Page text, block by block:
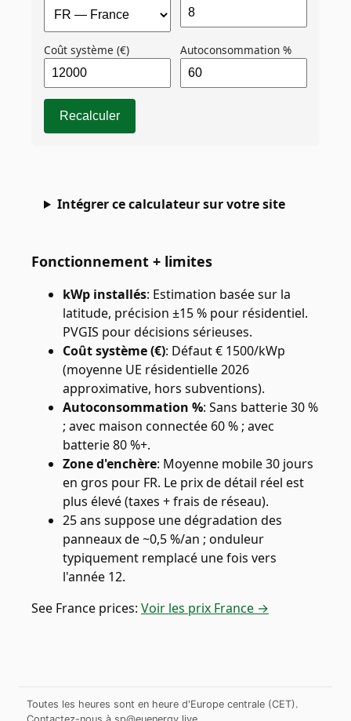
Coût système (€) Autoconsommation %
Recalculer
Intégrer ce calculateur sur votre site
Fonctionnement + limites
kWp installés: Estimation basée sur la
latitude, précision ±15 % pour résidentiel.
PVGIS pour décisions sérieuses.
Coût système (€): Défaut € 1500/kWp
(moyenne UE résidentielle 2026
approximative, hors subventions).
Autoconsommation %: Sans batterie 30 %
; avec maison connectée 60 % ; avec
batterie 80 %+.
Zone d'enchère: Moyenne mobile 30 jours
en gros pour FR. Le prix de détail réel est
plus élevé (taxes + frais de réseau).
25 ans suppose une dégradation des
panneaux de ~0,5 %/an ; onduleur
typiquement remplacé une fois vers
l'année 12.
See France prices: Voir les prix France →
Toutes les heures sont en heure d'Europe centrale (CET).